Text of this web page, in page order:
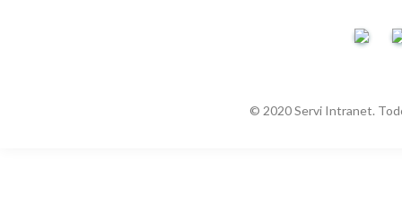
© 2020 Servi Intranet.